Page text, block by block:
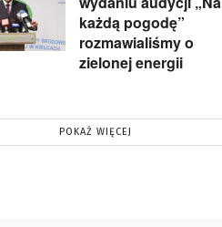
każdą pogodę”
rozmawialiśmy o
zielonej energii
POKAŻ WIĘCEJ